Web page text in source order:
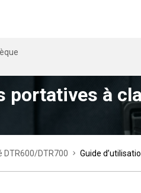
portatives à
DTR600/DTR700 Guide